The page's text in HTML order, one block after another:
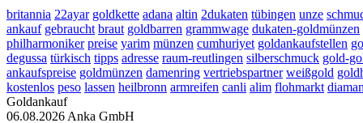
britannia 22ayar goldkette adana altin 2dukaten tübingen unze
ankauf gebraucht braut goldbarren grammwage dukaten-goldmünzen
philharmoniker preise yarim münzen cumhuriyet goldankaufstellen
degussa türkisch tipps adresse raum-reutlingen silberschmuck gold-
ankaufspreise goldmünzen damenring vertriebspartner weißgold
kostenlos peso lassen heilbronn armreifen canli alim flohmarkt
Goldankauf
06.08.2026 Anka GmbH